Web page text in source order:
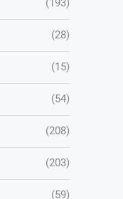
(193)
(28)
(15)
(54)
(208)
(203)
(59)